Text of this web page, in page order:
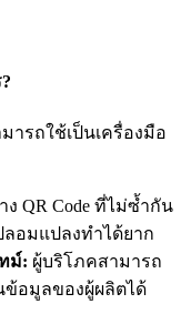
มารถใช้เป็นเครื่องมือ
ง QR Code ที่ไม่ซ้ำกัน
อมแปลงทำได้ยาก
ม์: ผู้บริโภคสามารถ
ข้อมูลของผู้ผลิตได้